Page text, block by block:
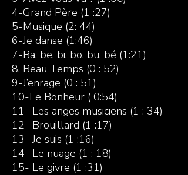
4-Grand Père (1 :27)
5-Musique (2: 44)
6-Je danse (1:46)
7-Ba, be, bi, bo, bu, bé (1:21)
8. Beau Temps (0 : 52)
9-J’enrage (0 : 51)
10-Le Bonheur ( 0:54)
11- Les anges musiciens (1 : 34)
12- Brouillard (1 :17)
13- Je suis (1 :16)
14- Le nuage (1 : 18)
15- Le givre (1 :31)